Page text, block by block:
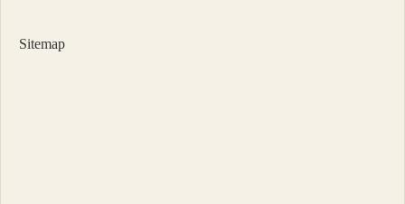
Sitemap